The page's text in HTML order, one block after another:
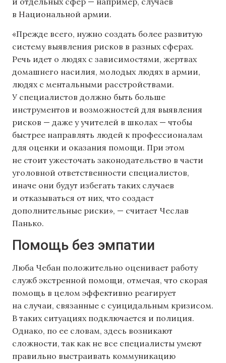
в Национальной армии.
«Прежде всего, нужно создать более развитую
систему выявления рисков в разных сферах.
Речь идет о людях с зависимостями, жертвах
домашнего насилия, молодых людях в армии,
людях с ментальными расстройствами.
У специалистов должно быть больше
инструментов и возможностей для выявления
рисков — даже у учителей в школах — чтобы
быстрее направлять людей к профессионалам
для оценки и оказания помощи. При этом
не стоит ужесточать законодательство в части
уголовной ответственности специалистов,
иначе они будут избегать таких случаев
и отказываться от них, что создаст
дополнительные риски», — считает Чеслав
Панько.
Помощь без эмпатии
Люба Чебан положительно оценивает работу
служб экстренной помощи, отмечая, что скорая
помощь в целом эффективно реагирует
на случаи, связанные с суицидальным кризисом.
В таких ситуациях подключается и полиция.
Однако, по ее словам, здесь возникают
сложности, так как не все специалисты умеют
правильно выстраивать коммуникацию